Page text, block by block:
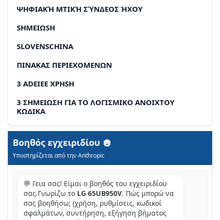
ΨΗΦΙΑΚΉ ΜΤΙΚΉ ΣΎΝΔΕΟΣ ἩΧΟΥ
SHMEIΩSH
SLOVENSCHINA
ΠINAKAΣ ΠΕPIEXOMENΩN
3 ADEIEE XPHSH
3 ΣHMEIΩΣH ΓIA TO ΛΟΓΙΣMIKO ANOIXTOY
KΩΔΙΚA
3 PYOMIISH EΞΩTEPIKHΣ MONAADAS ΕΑΕΓXOY
4 OΔHΓIEΣ ΣXETIKA ME THN AΣΦΑΛΕΙA
13 IAIAKAZIA EΓKATASTAEH
13 ΣYNAPMOΛΟΓΗΣΗ KAI ΠΡΟΕΤΟΙΜΑΣΙA
26 THALEXIPTHPIO
Βοηθός εγχειριδίου
Υποστηρίζεται από την Anthropic
💬 Γεια σας! Είμαι ο βοηθός του εγχειριδίου
σας.Γνωρίζω το LG 65UB950V. Πώς μπορώ να
σας βοηθήσω; (χρήση, ρυθμίσεις, κωδικοί
σφαλμάτων, συντήρηση, εξήγηση βήματος